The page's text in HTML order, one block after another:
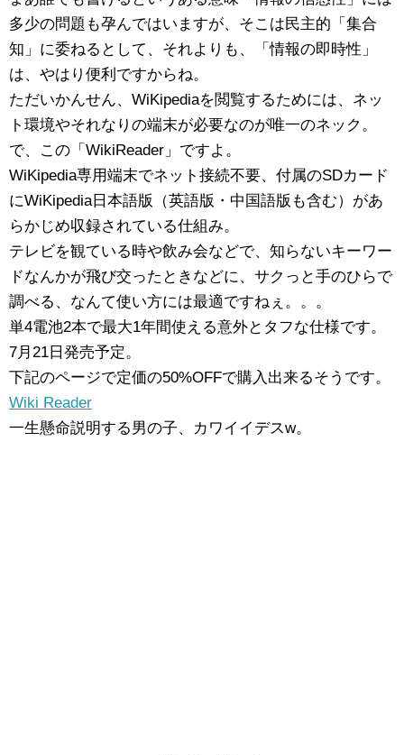
多少の問題も孕んではいますが、そこは民主的「集合
知」に委ねるとして、それよりも、「情報の即時性」
は、やはり便利ですからね。
ただいかんせん、WiKipediaを閲覧するためには、ネッ
ト環境やそれなりの端末が必要なのが唯一のネック。
で、この「WikiReader」ですよ。
WiKipedia専用端末でネット接続不要、付属のSDカード
にWiKipedia日本語版（英語版・中国語版も含む）があ
らかじめ収録されている仕組み。
テレビを観ている時や飲み会などで、知らないキーワー
ドなんかが飛び交ったときなどに、サクっと手のひらで
調べる、なんて使い方には最適ですねぇ。。。
単4電池2本で最大1年間使える意外とタフな仕様です。
7月21日発売予定。
下記のページで定価の50%OFFで購入出来るそうです。
Wiki Reader
一生懸命説明する男の子、カワイイデスw。